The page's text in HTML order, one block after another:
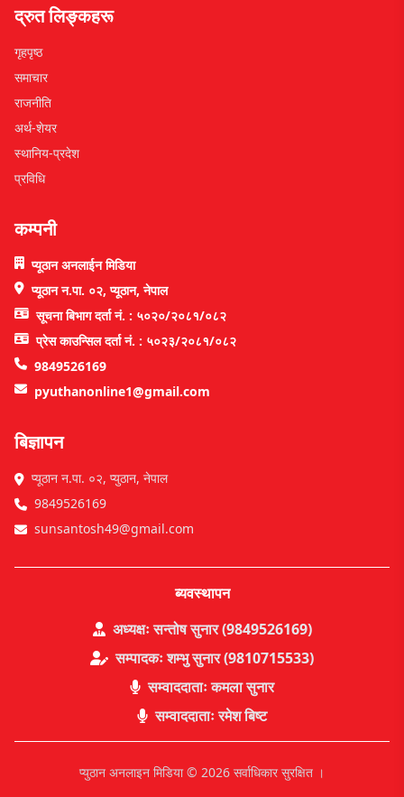
द्रुत लिङ्कहरू
गृहपृष्ठ
समाचार
राजनीति
अर्थ-शेयर
स्थानिय-प्रदेश
प्रविधि
कम्पनी
प्यूठान अनलाईन मिडिया
प्यूठान न.पा. ०२, प्यूठान, नेपाल
सूचना बिभाग दर्ता नं. : ५०२०/२०८१/०८२
प्रेस काउन्सिल दर्ता नं. : ५०२३/२०८१/०८२
9849526169
pyuthanonline1@gmail.com
बिज्ञापन
प्यूठान न.पा. ०२, प्युठान, नेपाल
9849526169
sunsantosh49@gmail.com
ब्यवस्थापन
अध्यक्षः सन्तोष सुनार (9849526169)
सम्पादकः शम्भु सुनार (9810715533)
सम्वाददाताः कमला सुनार
सम्वाददाताः रमेश बिष्ट
प्युठान अनलाइन मिडिया © 2026 सर्वाधिकार सुरक्षित ।